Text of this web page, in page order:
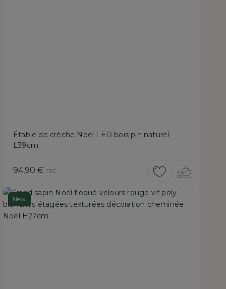
Étable de crèche Noël LED bois pin naturel
L39cm
Prix
94,90 € TTC
New